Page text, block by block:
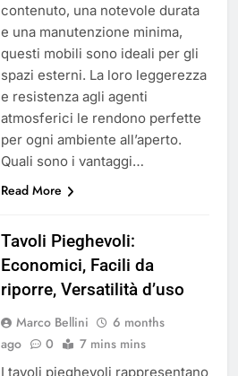
contenuto, una notevole durata
e una manutenzione minima,
questi mobili sono ideali per gli
spazi esterni. La loro leggerezza
e resistenza agli agenti
atmosferici le rendono perfette
per ogni ambiente all’aperto.
Quali sono i vantaggi…
Read More
Tavoli Pieghevoli:
Economici, Facili da
riporre, Versatilità d’uso
Marco Bellini
6 months
ago
0 7 mins mins
I tavoli pieghevoli rappresentano